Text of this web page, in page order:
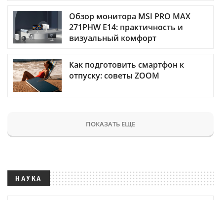
Обзор монитора MSI PRO MAX
271PHW E14: практичность и
визуальный комфорт
Как подготовить смартфон к
отпуску: советы ZOOM
ПОКАЗАТЬ ЕЩЕ
НАУКА